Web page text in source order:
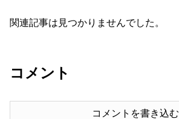
関連記事は見つかりませんでした。
コメント
コメントを書き込む